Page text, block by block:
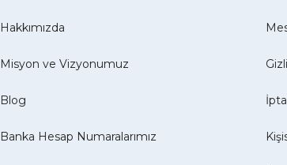
Hakkımızda
Misyon ve Vizyonumuz
Blog
Banka Hesap Numaralarımız